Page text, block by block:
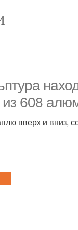
из 608
вверх и вниз,